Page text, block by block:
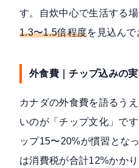
す。自炊中心で生活する
1.3〜1.5倍程度を見込んで
外食費｜チップ込みの
カナダの外食費を語るう
いのが「チップ文化」で
ップ15〜20%が慣習とな
は消費税が合計12%かか